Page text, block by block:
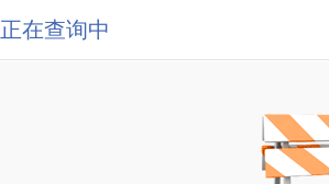
正在查询中